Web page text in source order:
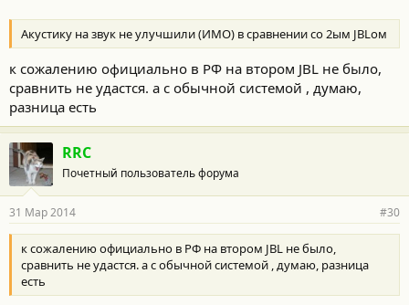
Акустику на звук не улучшили (ИМО) в сравнении со 2ым JBLом
к сожалению официально в РФ на втором JBL не было,
сравнить не удастся. а с обычной системой , думаю,
разница есть
RRC
Почетный пользователь форума
31 Мар 2014 #30
к сожалению официально в РФ на втором JBL не было,
сравнить не удастся. а с обычной системой , думаю, разница
есть